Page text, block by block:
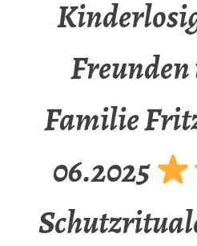
Familie
06.2025